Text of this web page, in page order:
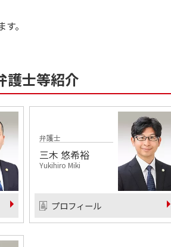
。
護士等紹介
弁護士
三木 悠希裕
Yukihiro Miki
プロフィール